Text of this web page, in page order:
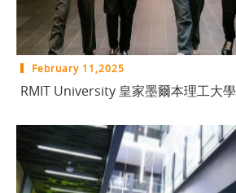
February 11,2025
RMIT University 皇家墨爾本理工大學